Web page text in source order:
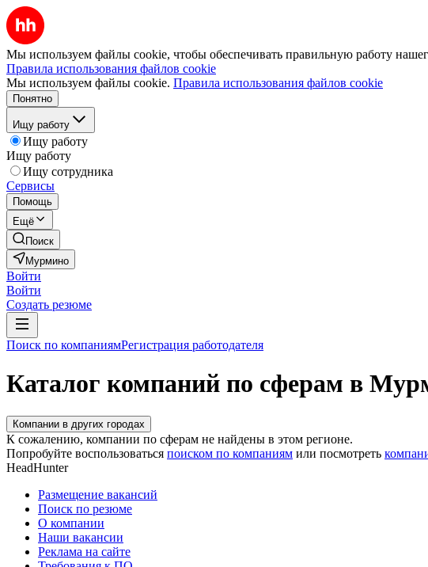
Мы используем файлы cookie, чтобы обеспечивать правильную работу
Правила использования файлов cookie
Мы используем файлы cookie. Правила использования файлов cookie
Понятно
Ищу работу
Ищу работу
Ищу работу
Ищу сотрудника
Сервисы
Помощь
Ещё
Поиск
Мурмино
Войти
Войти
Создать резюме
Поиск по компаниямРегистрация работодателя
Каталог компаний по сферам в
Компании в других городах
К сожалению, компании по сферам не найдены в этом регионе.
Попробуйте воспользоваться поиском по компаниям или посмотреть
HeadHunter
Размещение вакансий
Поиск по резюме
О компании
Наши вакансии
Реклама на сайте